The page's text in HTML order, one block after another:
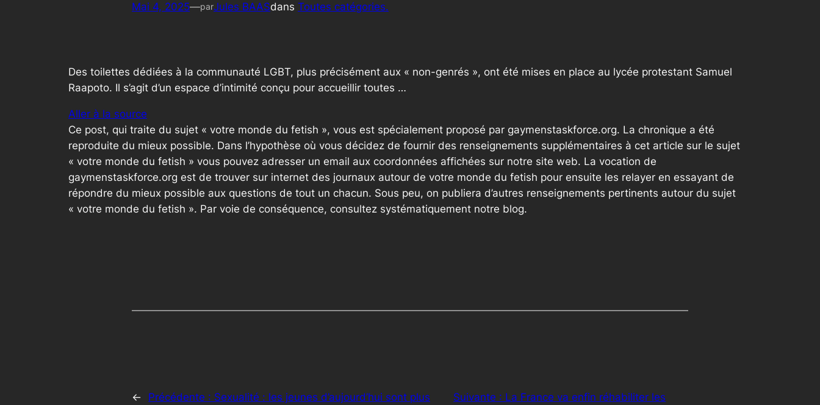
Mai 4, 2025—parJules BAASdans Toutes catégories.
Des toilettes dédiées à la communauté LGBT, plus précisément aux « non-genrés », ont été mises en place au lycée protestant Samuel
Raapoto. Il s’agit d’un espace d’intimité conçu pour accueillir toutes …
Aller à la source
Ce post, qui traite du sujet « votre monde du fetish », vous est spécialement proposé par gaymenstaskforce.org. La chronique a été
reproduite du mieux possible. Dans l’hypothèse où vous décidez de fournir des renseignements supplémentaires à cet article sur le sujet
« votre monde du fetish » vous pouvez adresser un email aux coordonnées affichées sur notre site web. La vocation de
gaymenstaskforce.org est de trouver sur internet des journaux autour de votre monde du fetish pour ensuite les relayer en essayant de
répondre du mieux possible aux questions de tout un chacun. Sous peu, on publiera d’autres renseignements pertinents autour du sujet
« votre monde du fetish ». Par voie de conséquence, consultez systématiquement notre blog.
← Précédente : Sexualité : les jeunes d’aujourd’hui sont plus
Suivante : La France va enfin réhabiliter les